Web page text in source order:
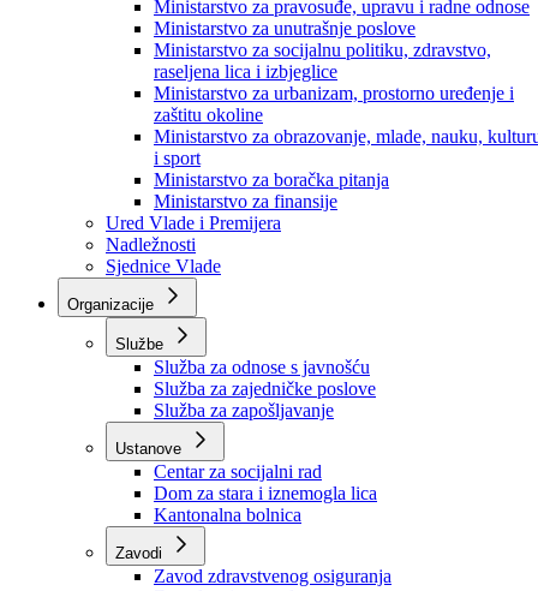
Ministarstva
Ministarstvo za privredu
Ministarstvo za pravosuđe, upravu i radne odnose
Ministarstvo za unutrašnje poslove
Ministarstvo za socijalnu politiku, zdravstvo,
raseljena lica i izbjeglice
Ministarstvo za urbanizam, prostorno uređenje i
zaštitu okoline
Ministarstvo za obrazovanje, mlade, nauku,
i sport
Ministarstvo za boračka pitanja
Ministarstvo za finansije
Ured Vlade i Premijera
Nadležnosti
Sjednice Vlade
Organizacije
Službe
Služba za odnose s javnošću
Služba za zajedničke poslove
Služba za zapošljavanje
Ustanove
Centar za socijalni rad
Dom za stara i iznemogla lica
Kantonalna bolnica